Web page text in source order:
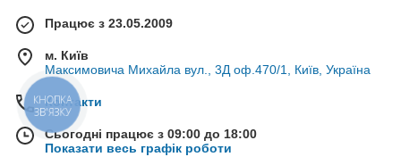
Працює з 23.05.2009
м. Київ
Максимовича Михайла вул., 3Д оф.470/1, Київ, Україна
Контакти
Сьогодні працює з 09:00 до 18:00
Показати весь графік роботи
КНОПКА
ЗВ'ЯЗКУ